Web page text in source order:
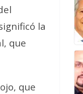
la
que
que